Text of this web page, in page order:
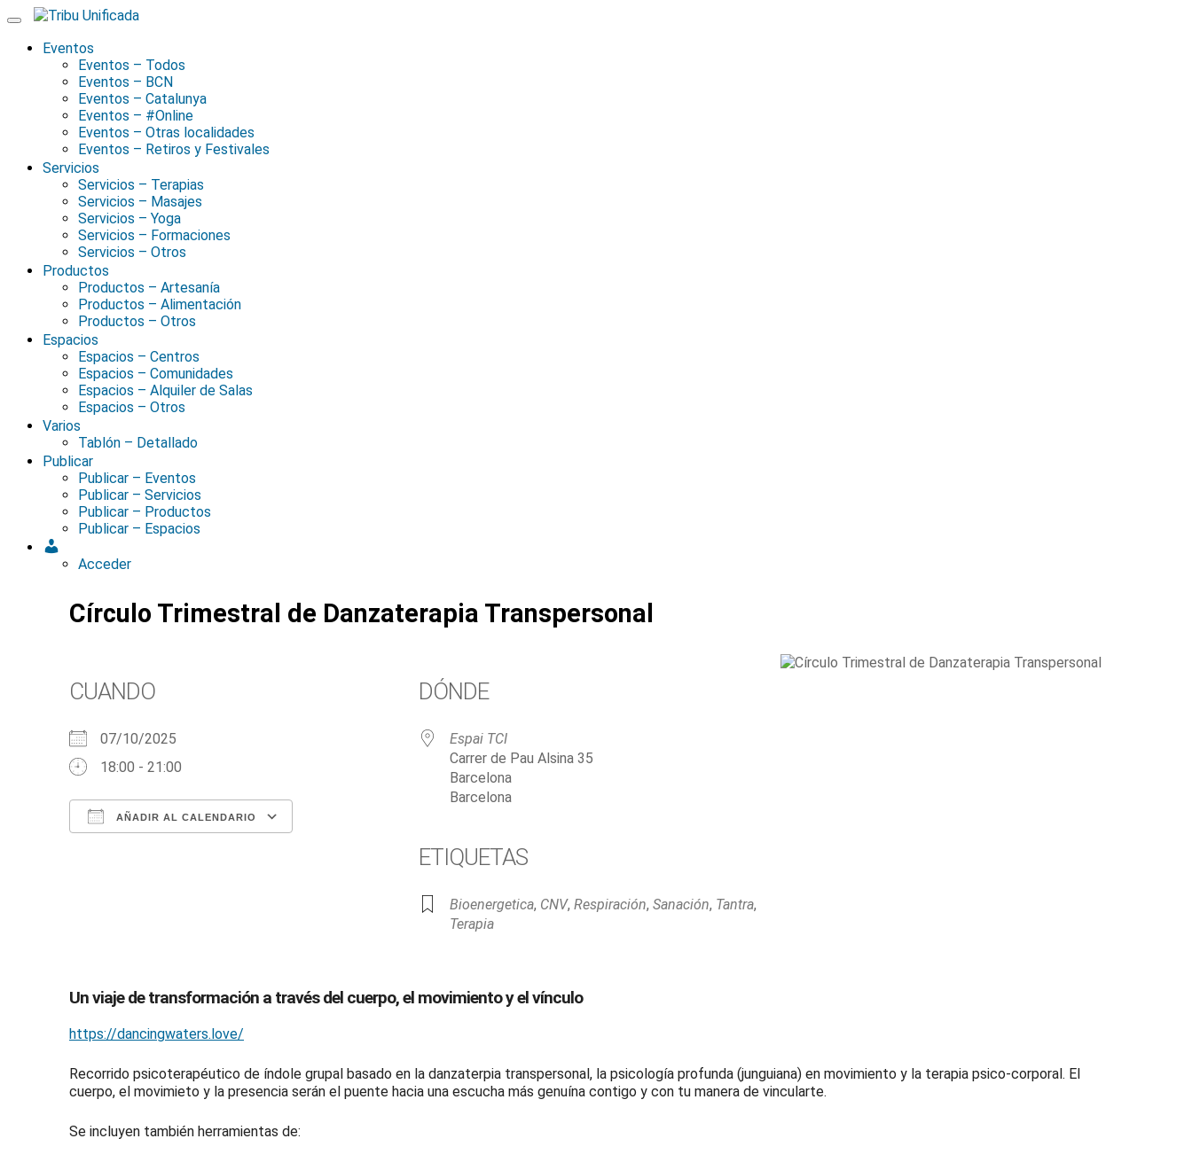
Skip
contentEventos
Eventos – Todos
Eventos – BCN
Eventos – Catalunya
Eventos – #Online
Eventos – Otras localidades
Eventos – Retiros y Festivales
Servicios
Servicios – Terapias
Servicios – Masajes
Servicios – Yoga
Servicios – Formaciones
Servicios – Otros
Productos
Productos – Artesanía
Productos – Alimentación
Productos – Otros
Espacios
Espacios – Centros
Espacios – Comunidades
Espacios – Alquiler de Salas
Espacios – Otros
Varios
Tablón – Detallado
Publicar
Publicar – Eventos
Publicar – Servicios
Publicar – Productos
Publicar – Espacios
Acceder
Círculo Trimestral de Danzaterapia Transpersonal
CUANDO
07/10/2025
18:00 - 21:00
AÑADIR AL CALENDARIO
DÓNDE
Espai TCI
Carrer de Pau Alsina 35
Barcelona
Barcelona
ETIQUETAS
Bioenergetica, CNV, Respiración, Sanación, Tantra,
Terapia
Un viaje de transformación a través del cuerpo, el movimiento y el vínculo
https://dancingwaters.love/
Recorrido psicoterapéutico de índole grupal basado en la danzaterpia transpersonal, la psicología profunda (junguiana) en movimiento y la terapia psico-corporal. El
cuerpo, el movimieto y la presencia serán el puente hacia una escucha más genuína contigo y con tu manera de vincularte.
Se incluyen también herramientas de: